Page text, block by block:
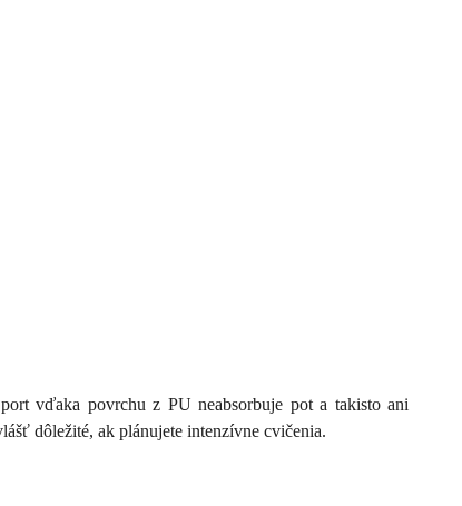
vďaka povrchu z PU neabsorbuje pot a takisto ani
dôležité, ak plánujete intenzívne cvičenia.